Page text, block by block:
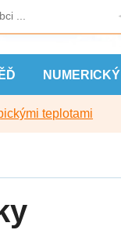
NUMERICKÝ
teplotami